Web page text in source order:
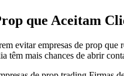
que Aceitam
evitar empresas de prop
têm mais chances de abrir